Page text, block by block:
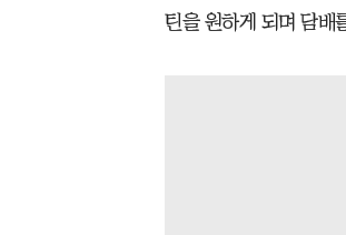
틴을 원하게 되며 담배